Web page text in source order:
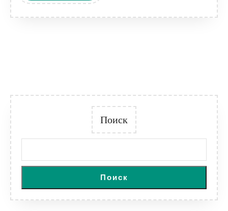
Поиск
Поиск